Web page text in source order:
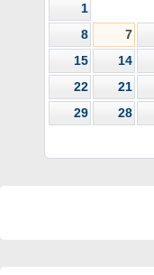
1
7
8
14
15
21
22
28
29